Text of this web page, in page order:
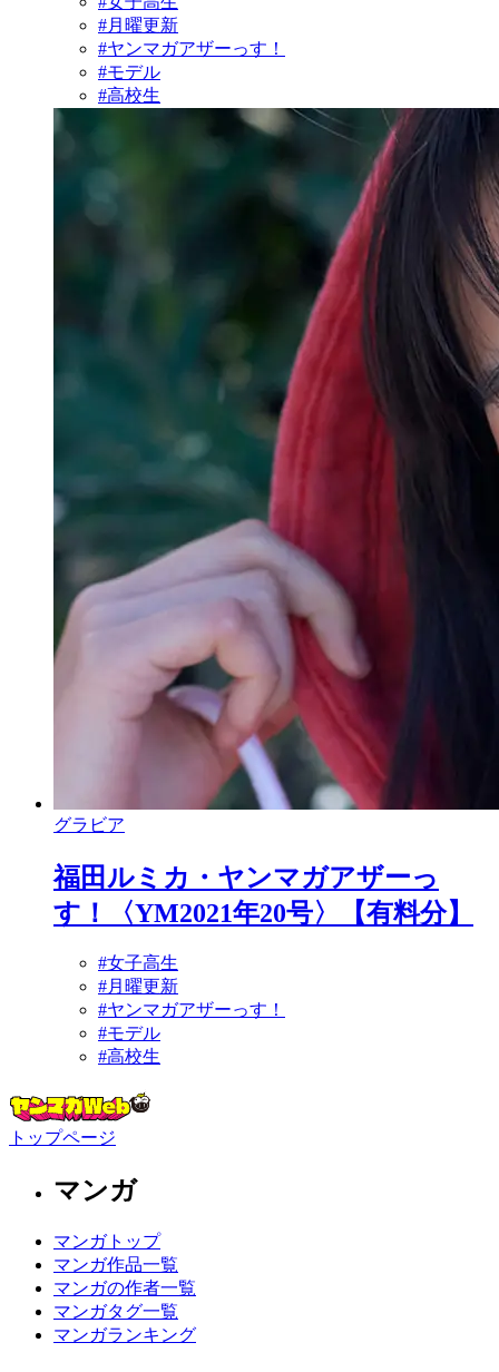
#月曜更新
#ヤンマガアザーっす！
#モデル
#高校生
グラビア
福田ルミカ・ヤンマガアザーっ
す！〈YM2021年20号〉【有料分】
#女子高生
#月曜更新
#ヤンマガアザーっす！
#モデル
#高校生
トップページ
マンガ
マンガトップ
マンガ作品一覧
マンガの作者一覧
マンガタグ一覧
マンガランキング